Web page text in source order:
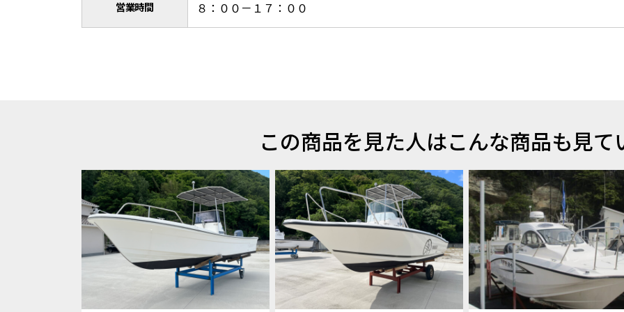
営業時間 ８：００－１７：００
この商品を見た人はこんな商品も見て